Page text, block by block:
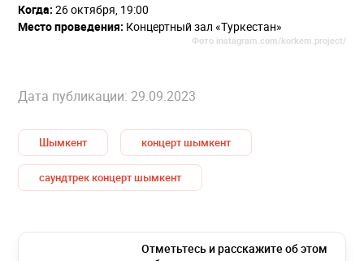
Когда: 26 октября, 19:00
Место проведения: Концертный зал «Туркестан»
Фото instagram.com/korkem.project/
Дата публикации: 29.09.2023
Шымкент концерт шымкент
саундтрек концерт шымкент
Отметьтесь и расскажите об этом